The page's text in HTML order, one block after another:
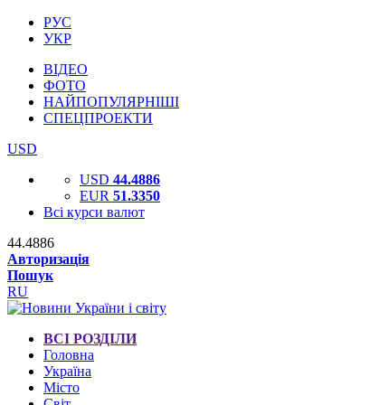
РУС
УКР
ВІДЕО
ФОТО
НАЙПОПУЛЯРНІШІ
СПЕЦПРОЕКТИ
USD
USD 44.4886
EUR 51.3350
Всі курси валют
44.4886
Авторизація
Пошук
RU
ВСІ РОЗДІЛИ
Головна
Україна
Місто